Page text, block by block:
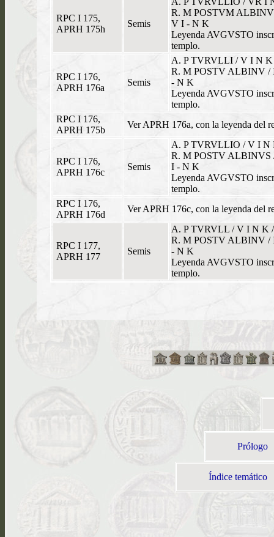
RPC I 175,
APRH 175h
Semis
R. M POSTVM
V I - N K
Leyenda AVGVSTO
templo.
RPC I 176,
APRH 176a
Semis
A. P TVRVLLI / V I N
R. M POSTV ALBINV
- N K
Leyenda AVGVSTO
templo.
RPC I 176,
APRH 175b
Ver APRH 176a, con la leyenda
RPC I 176,
APRH 176c
Semis
A. P TVRVLLIO / V I
R. M POSTV
I - N K
Leyenda AVGVSTO
templo.
RPC I 176,
APRH 176d
Ver APRH 176c, con la leyenda
RPC I 177,
APRH 177
Semis
A. P TVRVLL / V I N K
R. M POSTV ALBINV
- N K
Leyenda AVGVSTO
templo.
Prólogo
Índice temático